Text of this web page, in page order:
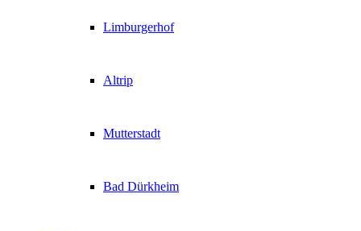
Limburgerhof
Altrip
Mutterstadt
Bad Dürkheim